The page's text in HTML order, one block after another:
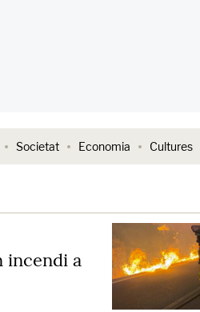
Societat Economia Cultures
incendi a